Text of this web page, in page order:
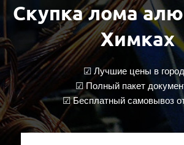
Скупка лома
Химках
☑ Лучшие цены в
☑ Полный пакет
☑ Бесплатный самовывоз от